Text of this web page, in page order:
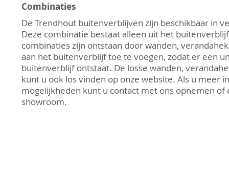
structuur die het buitenverblijf direct een warme
valt in duurzaamheidsklasse III en heeft
circa 10 tot 15 jaar. Met het uitdrogen wordt het
onbehandeld zal het hout uiteindelijk een mooie,
krijgen. Natuurlijk is het mogelijk om het
Neem hiervoor contact op met een van onze
mogelijkheden.
Specificaties Mensa L:
Eersteklas kwaliteit:
Combinaties
De Trendhout buitenverblijven zijn beschikbaar in
Deze combinatie bestaat alleen uit het
combinaties zijn ontstaan door wanden,
aan het buitenverblijf toe te voegen, zodat er een
buitenverblijf ontstaat. De losse wanden,
kunt u ook los vinden op onze website. Als u meer
mogelijkheden kunt u contact met ons opnemen of
showroom.